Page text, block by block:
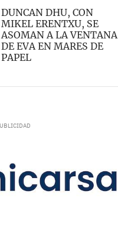
DUNCAN DHU, CON
MIKEL ERENTXU, SE
ASOMAN A LA VENTANA
DE EVA EN MARES DE
PAPEL